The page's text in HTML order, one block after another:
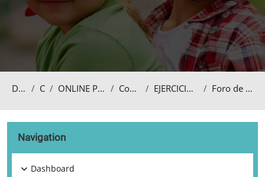
Dashboard Courses ONLINE PROFESSIONAL DEVELOPMENT Conducta desafiante EJERCICIOS, TÉCNICAS y ESTRATEGIAS Foro de discusión - Estudio de caso
Blocks
Navigation
Dashboard